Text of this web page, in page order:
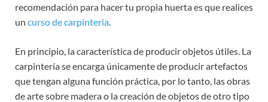
recomendación para hacer tu propia huerta es que realices
un curso de carpinteria
En principio, la característica de producir objetos útiles. La
carpintería se encarga únicamente de producir artefactos
que tengan alguna función práctica, por lo tanto, las obras
de arte sobre madera o la creación de objetos de otro tipo